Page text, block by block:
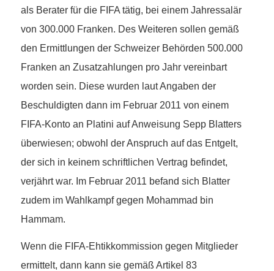
als Berater für die FIFA tätig, bei einem Jahressalär
von 300.000 Franken. Des Weiteren sollen gemäß
den Ermittlungen der Schweizer Behörden 500.000
Franken an Zusatzahlungen pro Jahr vereinbart
worden sein. Diese wurden laut Angaben der
Beschuldigten dann im Februar 2011 von einem
FIFA-Konto an Platini auf Anweisung Sepp Blatters
überwiesen; obwohl der Anspruch auf das Entgelt,
der sich in keinem schriftlichen Vertrag befindet,
verjährt war. Im Februar 2011 befand sich Blatter
zudem im Wahlkampf gegen Mohammad bin
Hammam.
Wenn die FIFA-Ehtikkommission gegen Mitglieder
ermittelt, dann kann sie gemäß Artikel 83